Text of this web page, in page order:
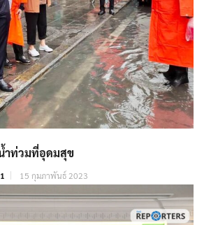
ำท่วมที่อุดมสุข
15 กุมภาพันธ์ 2023